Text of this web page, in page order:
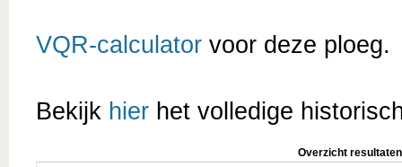
VQR-calculator voor deze ploeg.
Bekijk hier het volledige
Overzicht resultaten